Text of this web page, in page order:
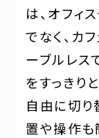
は、オフィ
でなく、カ
ーブルレス
をすっきり
自由に切り
置や操作も